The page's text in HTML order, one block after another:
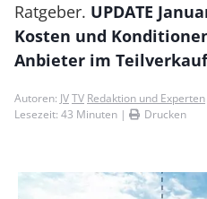
Ratgeber. UPDATE
Kosten und
Anbieter im
Autoren: JVTV Redaktion und Experten
Lesezeit: 43 Minuten | Drucken